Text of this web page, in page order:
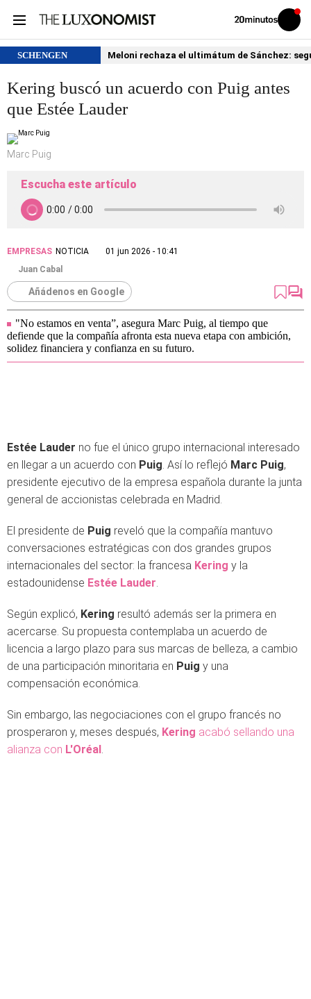
Volver
Iniciar
sesión
SCHENGEN Meloni rechaza el ultimátum de Sánchez:
Kering buscó un acuerdo con Puig antes
que Estée Lauder
Marc Puig
Escucha este artículo
EMPRESAS NOTICIA
01 jun 2026 - 10:41
Juan Cabal
Añádenos en Google
"No estamos en venta”, asegura Marc Puig, al tiempo que
defiende que la compañía afronta esta nueva etapa con ambición,
solidez financiera y confianza en su futuro.
Estée Lauder no fue el único grupo internacional interesado
en llegar a un acuerdo con Puig. Así lo reflejó Marc Puig,
presidente ejecutivo de la empresa española durante la junta
general de accionistas celebrada en Madrid.
El presidente de Puig reveló que la compañía mantuvo
conversaciones estratégicas con dos grandes grupos
internacionales del sector: la francesa Kering y la
estadounidense Estée Lauder.
Según explicó, Kering resultó además ser la primera en
acercarse. Su propuesta contemplaba un acuerdo de
licencia a largo plazo para sus marcas de belleza, a cambio
de una participación minoritaria en Puig y una
compensación económica.
Sin embargo, las negociaciones con el grupo francés no
prosperaron y, meses después, Kering acabó sellando una
alianza con L'Oréal.